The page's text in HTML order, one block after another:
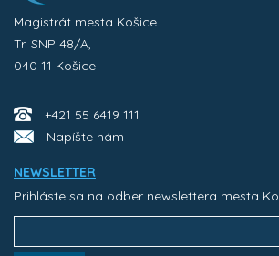
Magistrát mesta Košice
Tr. SNP 48/A,
040 11 Košice
+421 55 6419 111
Napíšte nám
NEWSLETTER
Prihláste sa na odber newslettera mesta